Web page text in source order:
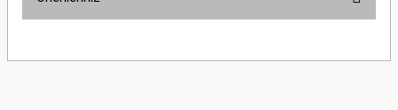
yetersiz gördüğünüz noktaları öneri formunu kullanarak tarafımıza